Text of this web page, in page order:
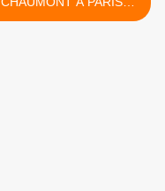
(27/02/2021) >